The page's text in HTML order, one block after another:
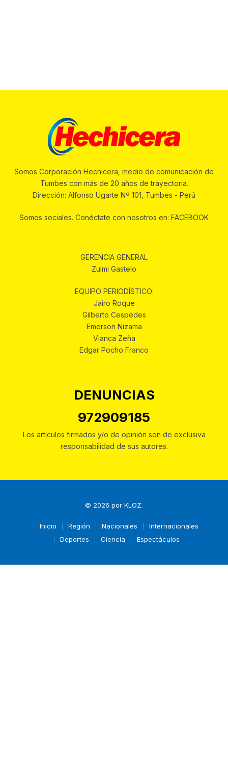
Somos Corporación Hechicera, medio de comunicación de
Tumbes con más de 20 años de trayectoria.
Dirección: Alfonso Ugarte Nº 101, Tumbes - Perú
Somos sociales. Conéctate con nosotros en: FACEBOOK
GERENCIA GENERAL
Zulmi Gastelo
EQUIPO PERIODÍSTICO:
Jairo Roque
Gilberto Cespedes
Emerson Nizama
Vianca Zeña
Edgar Pocho Franco
DENUNCIAS
972909185
Los artículos firmados y/o de opinión son de exclusiva
responsabilidad de sus autores.
© 2026 por KLOZ.
Inicio Región Nacionales
Internacionales
Deportes
Ciencia Espectáculos